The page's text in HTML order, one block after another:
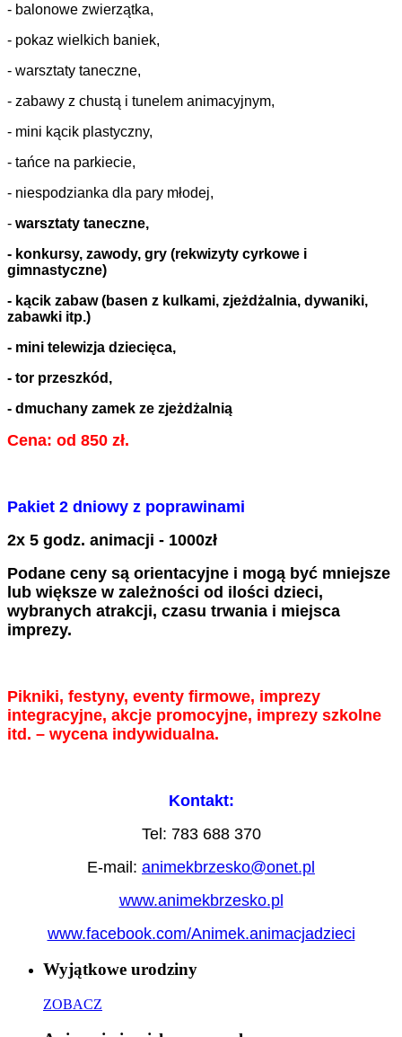
- balonowe zwierzątka,
- pokaz wielkich baniek,
- warsztaty taneczne,
- zabawy z chustą i tunelem animacyjnym,
- mini kącik plastyczny,
- tańce na parkiecie,
- niespodzianka dla pary młodej,
- warsztaty taneczne,
- konkursy, zawody, gry (rekwizyty cyrkowe i
gimnastyczne)
- kącik zabaw(basen z kulkami, zjeżdżalnia, dywaniki,
zabawki itp.)
- mini telewizja dziecięca,
- tor przeszkód,
- dmuchany zamek ze zjeżdżalnią
Cena: od 850 zł.
Pakiet 2 dniowy z poprawinami
2x 5 godz. animacji - 1000zł
Podane ceny są orientacyjne i mogą być mniejsze
lub większe w zależności od ilości dzieci,
wybranych atrakcji, czasu trwania i miejsca
imprezy.
Pikniki, festyny, eventy firmowe, imprezy
integracyjne, akcje promocyjne, imprezy szkolne
itd. – wycena indywidualna.
Kontakt:
Tel: 783 688 370
E-mail: animekbrzesko@onet.pl
www.animekbrzesko.pl
www.facebook.com/Animek.animacjadzieci
Wyjątkowe urodziny
ZOBACZ